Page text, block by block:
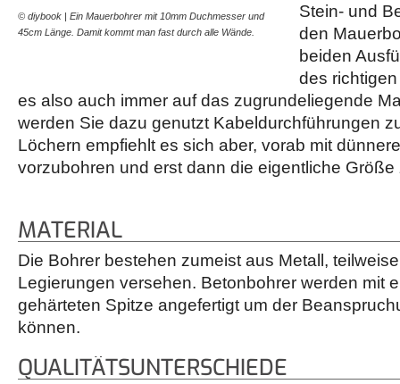
© diybook | Ein Mauerbohrer mit 10mm Duchmesser und
45cm Länge. Damit kommt man fast durch alle Wände.
Stein- und
den
beiden
des
es also auch immer auf das zugrundeliegende
werden Sie dazu genutzt Kabeldurchführungen
Löchern empfiehlt es sich aber, vorab mit
vorzubohren und erst dann die eigentliche
MATERIAL
Die Bohrer bestehen zumeist aus Metall,
Legierungen versehen. Betonbohrer werden mit
gehärteten Spitze angefertigt um der
können.
QUALITÄTSUNTERSCHIEDE